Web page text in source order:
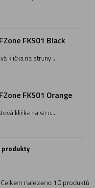
jí použít při
nástrojích s
modrá.
FKS01 Black
klička na struny s
kolíčků z
FKS01 Orange
klička na struny
kolíčků z
produkty
Celkem nalezeno 10produktů